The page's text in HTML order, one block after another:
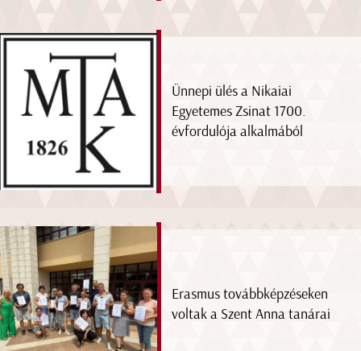
Ünnepi ülés a Nikaiai
Egyetemes Zsinat 1700.
évfordulója alkalmából
Erasmus továbbképzéseken
voltak a Szent Anna tanárai